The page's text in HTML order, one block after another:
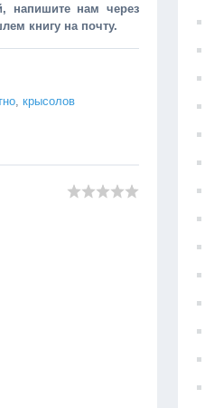
напишите нам через
книгу на почту.
, крысолов